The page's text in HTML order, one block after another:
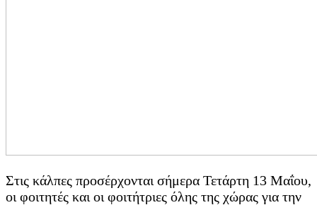
Στις κάλπες προσέρχονται σήμερα Τετάρτη 13 Μαΐου,
οι φοιτητές και οι φοιτήτριες όλης της χώρας για την